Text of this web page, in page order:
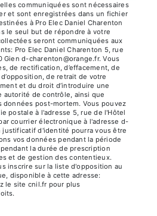
communiquées sont nécessaires
et sont enregistrées dans un fichier
à Pro Elec Daniel Charenton
le seul but de répondre à votre
seront communiquées aux
Pro Elec Daniel Charenton 5, rue
d-charenton@orange.fr. Vous
de rectification, d’effacement, de
de retrait de votre
et du droit d’introduire une
autorité de contrôle, ainsi que
données post-mortem. Vous pouvez
postale à l'adresse 5, rue de l'Hôtel
courrier électronique à l'adresse d-
justificatif d'identité pourra vous être
vos données pendant la période
la durée de prescription
et de gestion des contentieux.
inscrire sur la liste d'opposition au
disponible à cette adresse:
le site cnil.fr pour plus